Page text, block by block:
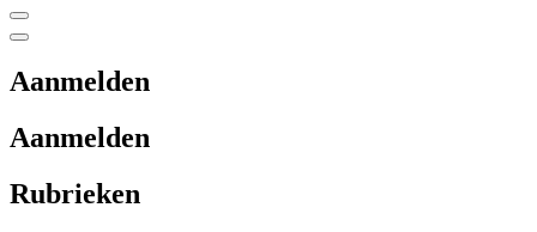
Aanmelden
Aanmelden
Rubrieken